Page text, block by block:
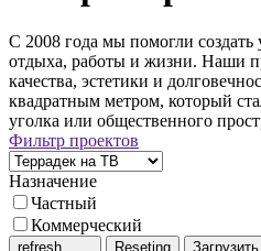
С 2008 года мы помогли создать
отдыха, работы и жизни. Наши
качества, эстетики и
квадратным метром, который
уголка или общественного
Фильтр проектов
Назначение
Частный
Коммерческий